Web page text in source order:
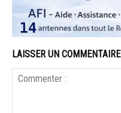
LAISSER UN COMMENTAIRE